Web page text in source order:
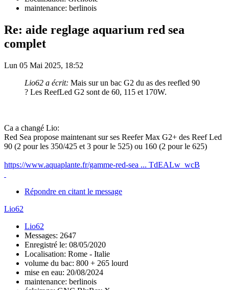
maintenance: berlinois
Re: aide reglage aquarium red sea
complet
Lun 05 Mai 2025, 18:52
Lio62 a écrit: Mais sur un bac G2 du as des reefled 90
? Les ReefLed G2 sont de 60, 115 et 170W.
Ca a changé Lio:
Red Sea propose maintenant sur ses Reefer Max G2+ des Reef Led
90 (2 pour les 350/425 et 3 pour le 525) ou 160 (2 pour le 625)
https://www.aquaplante.fr/gamme-red-sea ... TdEALw_wcB
Répondre en citant le message
Lio62
Lio62
Messages: 2647
Enregistré le: 08/05/2020
Localisation: Rome - Italie
volume du bac: 800 + 265 lourd
mise en eau: 20/08/2024
maintenance: berlinois